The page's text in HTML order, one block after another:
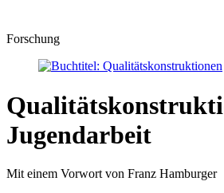
Forschung
Jugendarbeit
Mit einem Vorwort von Franz Hamburger